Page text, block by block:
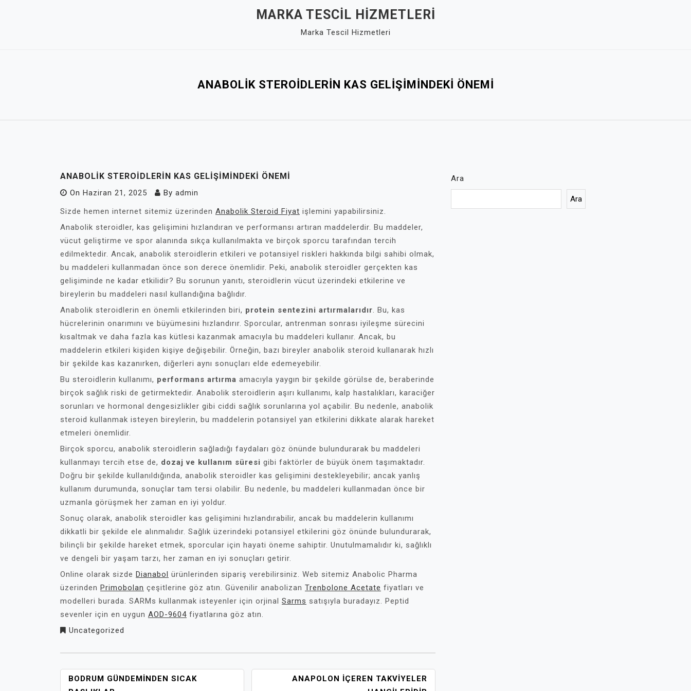
MARKA TESCIL HIZMETLERI
Marka Tescil Hizmetleri
ANABOLIK STEROIDLERIN KAS GELIŞIMINDEKI ÖNEMI
ANABOLIK STEROIDLERIN KAS GELIŞIMINDEKI ÖNEMI
On Haziran 21, 2025 By admin
Sizde hemen internet sitemiz üzerinden Anabolik Steroid Fiyat işlemini yapabilirsiniz.
Anabolik steroidler, kas gelişimini hızlandıran ve performansı artıran maddelerdir. Bu maddeler,
vücut geliştirme ve spor alanında sıkça kullanılmakta ve birçok sporcu tarafından tercih
edilmektedir. Ancak, anabolik steroidlerin etkileri ve potansiyel riskleri hakkında bilgi sahibi olmak,
bu maddeleri kullanmadan önce son derece önemlidir. Peki, anabolik steroidler gerçekten kas
gelişiminde ne kadar etkilidir? Bu sorunun yanıtı, steroidlerin vücut üzerindeki etkilerine ve
bireylerin bu maddeleri nasıl kullandığına bağlıdır.
Anabolik steroidlerin en önemli etkilerinden biri, protein sentezini artırmalarıdır. Bu, kas
hücrelerinin onarımını ve büyümesini hızlandırır. Sporcular, antrenman sonrası iyileşme sürecini
kısaltmak ve daha fazla kas kütlesi kazanmak amacıyla bu maddeleri kullanır. Ancak, bu
maddelerin etkileri kişiden kişiye değişebilir. Örneğin, bazı bireyler anabolik steroid kullanarak hızlı
bir şekilde kas kazanırken, diğerleri aynı sonuçları elde edemeyebilir.
Bu steroidlerin kullanımı, performans artırma amacıyla yaygın bir şekilde görülse de, beraberinde
birçok sağlık riski de getirmektedir. Anabolik steroidlerin aşırı kullanımı, kalp hastalıkları, karaciğer
sorunları ve hormonal dengesizlikler gibi ciddi sağlık sorunlarına yol açabilir. Bu nedenle, anabolik
steroid kullanmak isteyen bireylerin, bu maddelerin potansiyel yan etkilerini dikkate alarak hareket
etmeleri önemlidir.
Birçok sporcu, anabolik steroidlerin sağladığı faydaları göz önünde bulundurarak bu maddeleri
kullanmayı tercih etse de, dozaj ve kullanım süresi gibi faktörler de büyük önem taşımaktadır.
Doğru bir şekilde kullanıldığında, anabolik steroidler kas gelişimini destekleyebilir; ancak yanlış
kullanım durumunda, sonuçlar tam tersi olabilir. Bu nedenle, bu maddeleri kullanmadan önce bir
uzmanla görüşmek her zaman en iyi yoldur.
Sonuç olarak, anabolik steroidler kas gelişimini hızlandırabilir, ancak bu maddelerin kullanımı
dikkatli bir şekilde ele alınmalıdır. Sağlık üzerindeki potansiyel etkilerini göz önünde bulundurarak,
bilinçli bir şekilde hareket etmek, sporcular için hayati öneme sahiptir. Unutulmamalıdır ki, sağlıklı
ve dengeli bir yaşam tarzı, her zaman en iyi sonuçları getirir.
Online olarak sizde Dianabol ürünlerinden sipariş verebilirsiniz. Web sitemiz Anabolic Pharma
üzerinden Primobolan çeşitlerine göz atın. Güvenilir anabolizan Trenbolone Acetate fiyatları ve
modelleri burada. SARMs kullanmak isteyenler için orjinal Sarms satışıyla buradayız. Peptid
sevenler için en uygun AOD-9604 fiyatlarına göz atın.
Uncategorized
YAZI
BODRUM GÜNDEMINDEN SICAK
ANAPOLON İÇEREN TAKVIYELER
Ara
Ara